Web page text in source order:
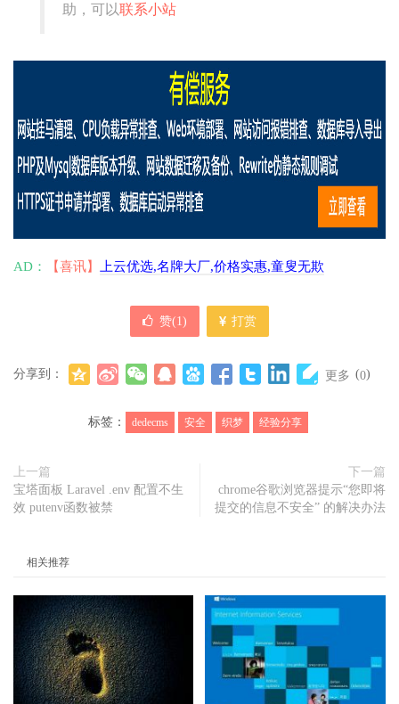
助，可以联系小站
AD： 【喜讯】 上云优选,名牌大厂,价格实惠,童叟无欺
赞(1) 打赏
分享到： 更多 (0)
标签： dedecms 安全 织梦 经验分享
上一篇
宝塔面板 Laravel .env 配置不生
效 putenv函数被禁
下一篇
chrome谷歌浏览器提示“您即将
提交的信息不安全” 的解决办法
相关推荐